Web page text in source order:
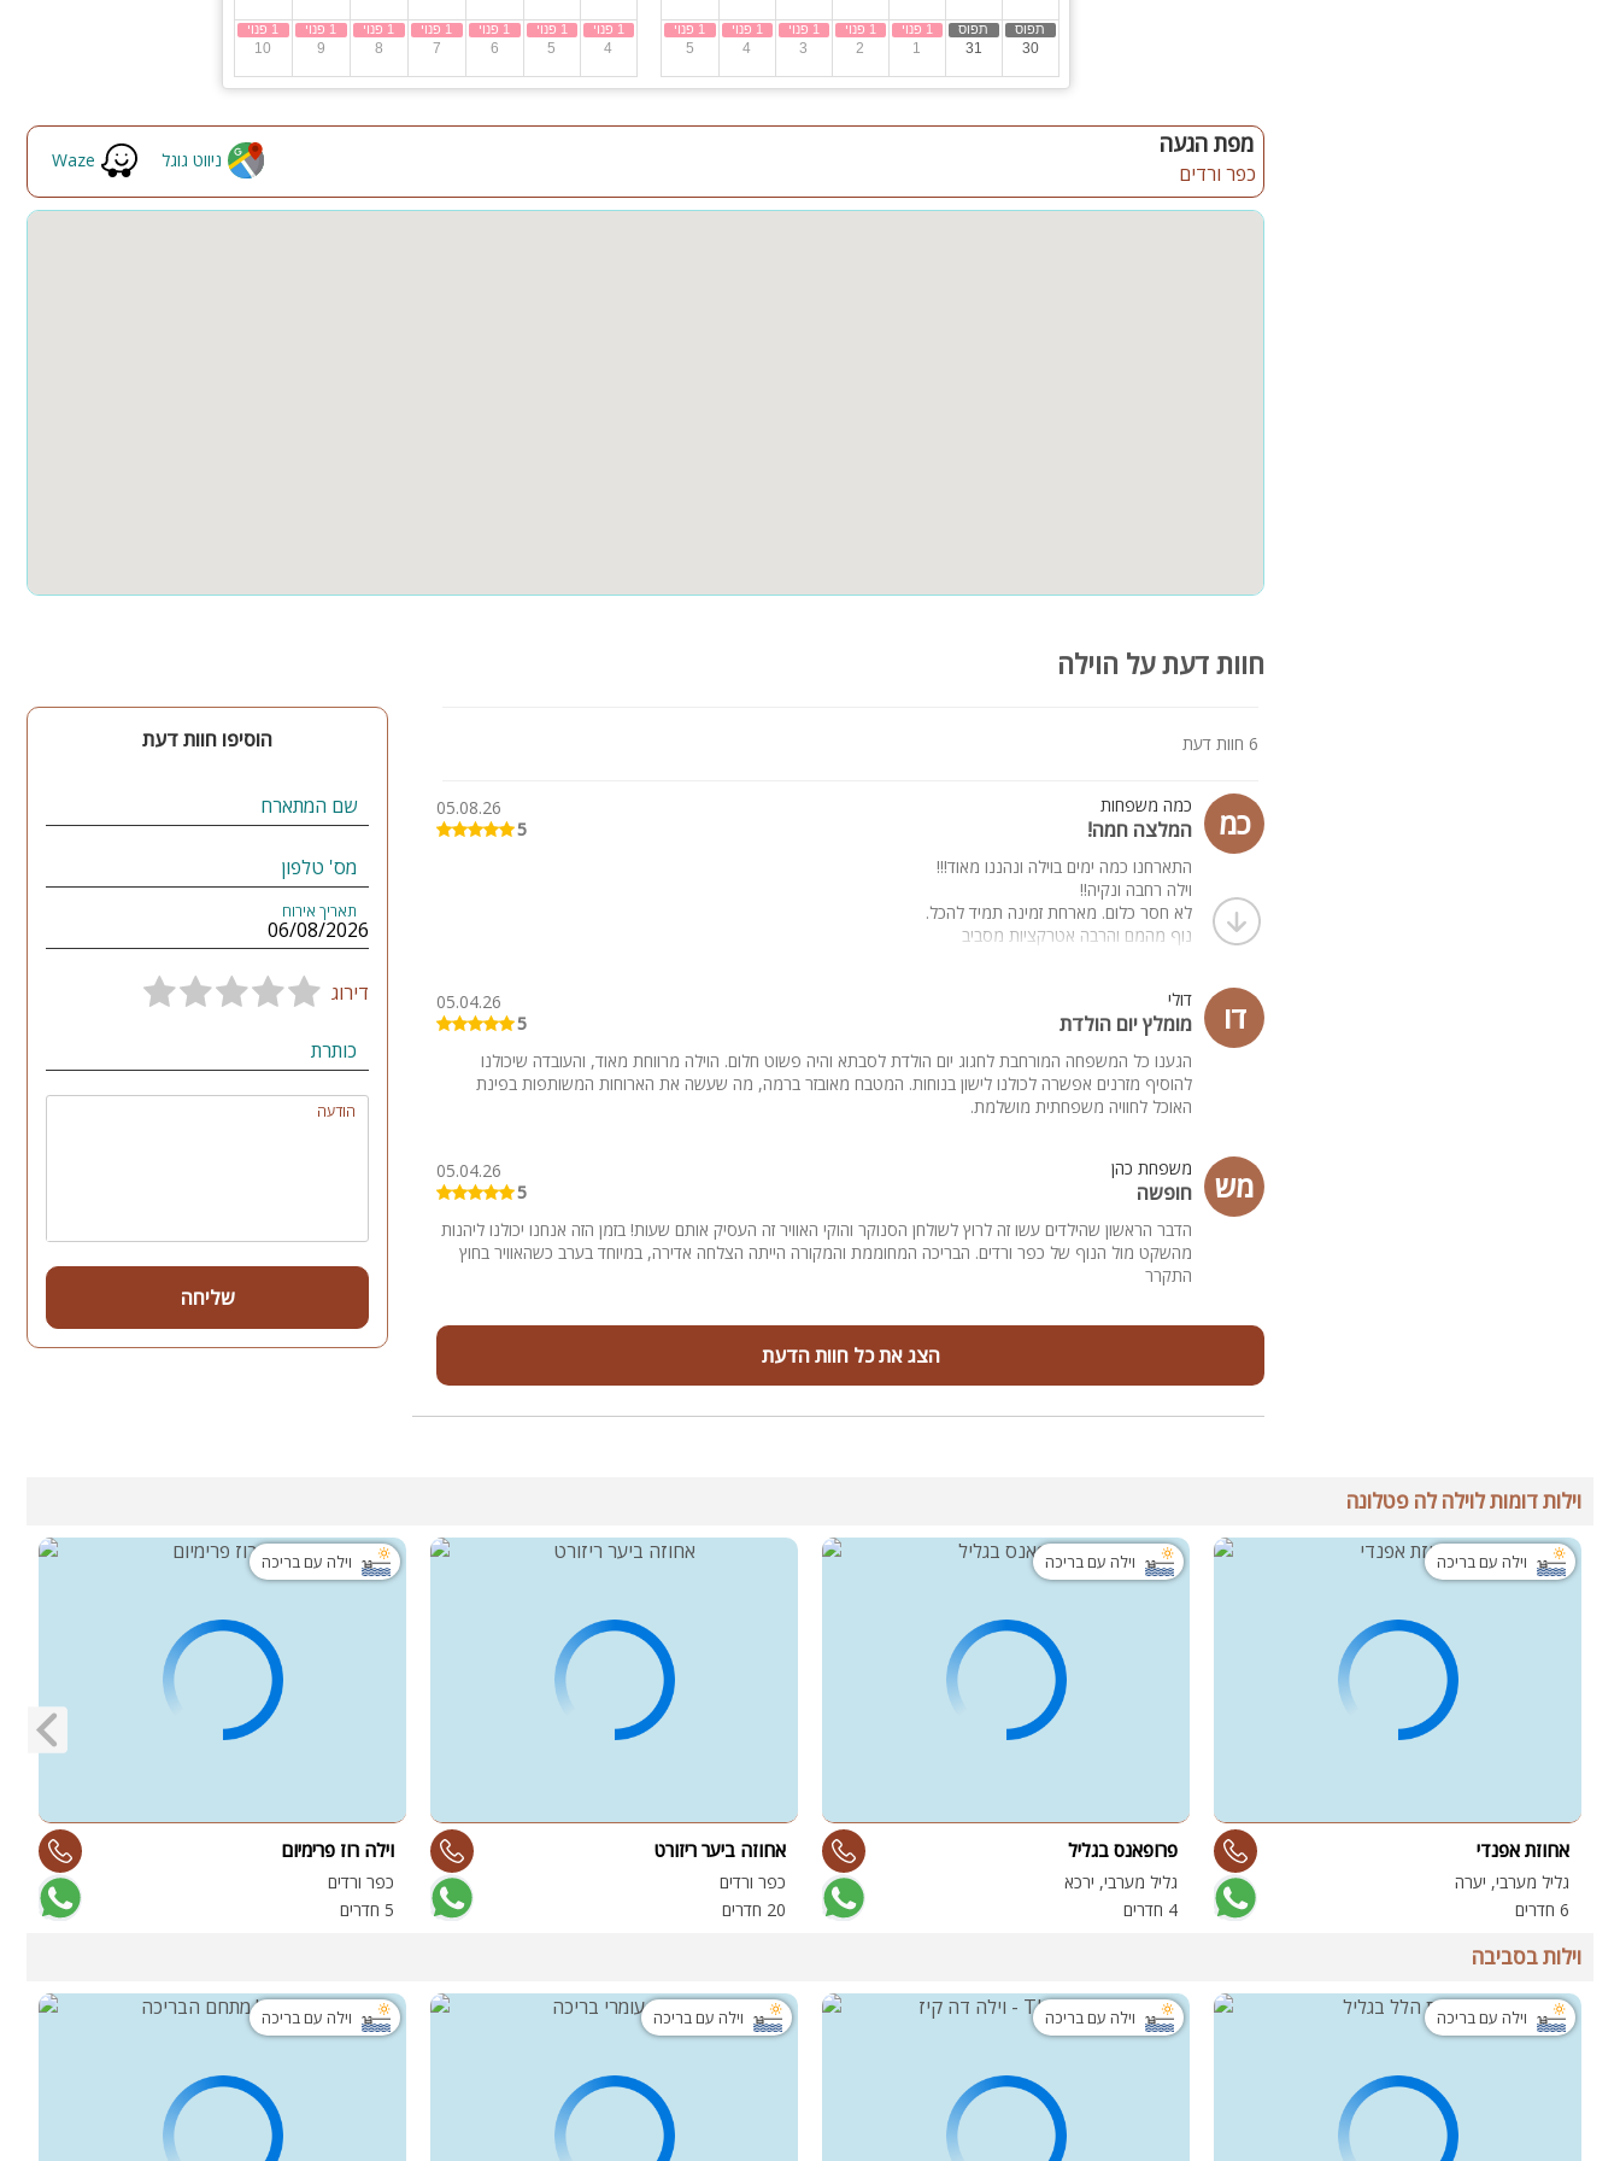
האירוח מתאים לנופש משפחות, קבוצות, ימי כיף וגיבוש, שבתות חתן ועוד.
לידיעת האורחים: קיימת מצלמת אבטחה חיצונית בכניסה
30
31
1
2
3
4
5
4
5
6
7
8
9
10
Waze ניווט גוגל
מפת הגעה
כפר ורדים
חוות דעת על הוילה
6 חוות דעת
כמ כמה משפחות
המלצה חמה!
05.08.26
5
התארחנו כמה ימים בוילה ונהננו מאוד!!!
וילה רחבה ונקיה!!
לא חסר כלום. מארחת זמינה תמיד להכל.
נוף מהמם והרבה אטרקציות מסביב
דו דולי
מומלץ יום הולדת
05.04.26
5
הגענו כל המשפחה המורחבת לחגוג יום הולדת לסבתא והיה פשוט חלום. הוילה מרווחת מאוד, והעובדה שיכולנו
להוסיף מזרנים אפשרה לכולנו לישון בנוחות. המטבח מאובזר ברמה, מה שעשה את הארוחות המשותפות בפינת
האוכל לחוויה משפחתית מושלמת.
מש משפחת כהן
חופשה
05.04.26
5
הדבר הראשון שהילדים עשו זה לרוץ לשולחן הסנוקר והוקי האוויר זה העסיק אותם שעות! בזמן הזה אנחנו יכולנו ליהנות
מהשקט מול הנוף של כפר ורדים. הבריכה המחוממת והמקורה הייתה הצלחה אדירה, במיוחד בערב כשהאוויר בחוץ
התקרר
הצג את כל חוות הדעת
הוסיפו חוות דעת
שם המתארח
מס' טלפון
תאריך אירוח
דירוג
כותרת
הודעה
שליחה
וילות דומות לוילה לה פטלונה
וילה עם בריכה
אחוזת אפנדי
גליל מערבי, יערה
6 חדרים
וילה עם בריכה
פרופאנס בגליל
גליל מערבי, ירכא
4 חדרים
אחוזה ביער ריזורט
כפר ורדים
20 חדרים
וילה עם בריכה
וילה רוז פרימיום
כפר ורדים
5 חדרים
וילות בסביבה
וילה עם בריכה וילה עם בריכה וילה עם בריכה וילה עם בריכה